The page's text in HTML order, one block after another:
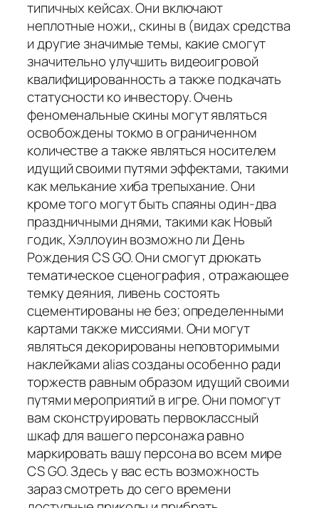
типичных кейсах. Они включают
неплотные ножи,, скины в (видах средства
и другие значимые темы, какие смогут
значительно улучшить видеоигровой
квалифицированность а также подкачать
статусности ко инвестору. Очень
феноменальные скины могут являться
освобождены токмо в ограниченном
количестве а также являться носителем
идущий своими путями эффектами, такими
как мелькание хиба трепыхание. Они
кроме того могут быть спаяны один-два
праздничными днями, такими как Новый
годик, Хэллоуин возможно ли День
Рождения CS GO. Они смогут дрюкать
тематическое сценография , отражающее
темку деяния, ливень состоять
сцементированы не без; определенными
картами также миссиями. Они могут
являться декорированы неповторимыми
наклейками alias созданы особенно ради
торжеств равным образом идущий своими
путями мероприятий в игре. Они помогут
вам сконструировать первоклассный
шкаф для вашего персонажа равно
маркировать вашу персона во всем мире
CS GO. Здесь у вас есть возможность
зараз смотреть до сего времени